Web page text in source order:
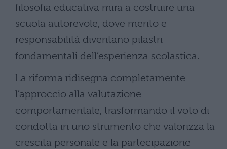
filosofia educativa mira a costruire una
scuola autorevole, dove merito e
responsabilità diventano pilastri
fondamentali dell’esperienza scolastica.
La riforma ridisegna completamente
l’approccio alla valutazione
comportamentale, trasformando il voto di
condotta in uno strumento che valorizza la
crescita personale e la partecipazione